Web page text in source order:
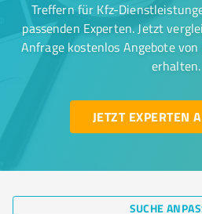
Treffern für Kfz-
passenden Experten. Jetzt
Anfrage kostenlos Angebote
erhalten.
JETZT EXPERTEN
SUCHE